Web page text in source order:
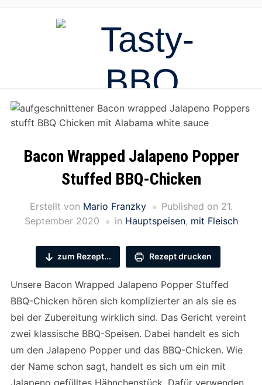
Bacon Wrapped Jalapeno Popper
Stuffed BBQ-Chicken
Erstellt von Mario Franzky Published on 21.
September 2020
in Hauptspeisen, mit Fleisch
zum Rezept... Rezept drucken
Unsere Bacon Wrapped Jalapeno Popper Stuffed
BBQ-Chicken hören sich komplizierter an als sie es
bei der Zubereitung wirklich sind. Das Gericht vereint
zwei klassische BBQ-Speisen. Dabei handelt es sich
um den Jalapeno Popper und das BBQ-Chicken. Wie
der Name schon sagt, handelt es sich um ein mit